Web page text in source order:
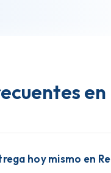
hoy mismo en